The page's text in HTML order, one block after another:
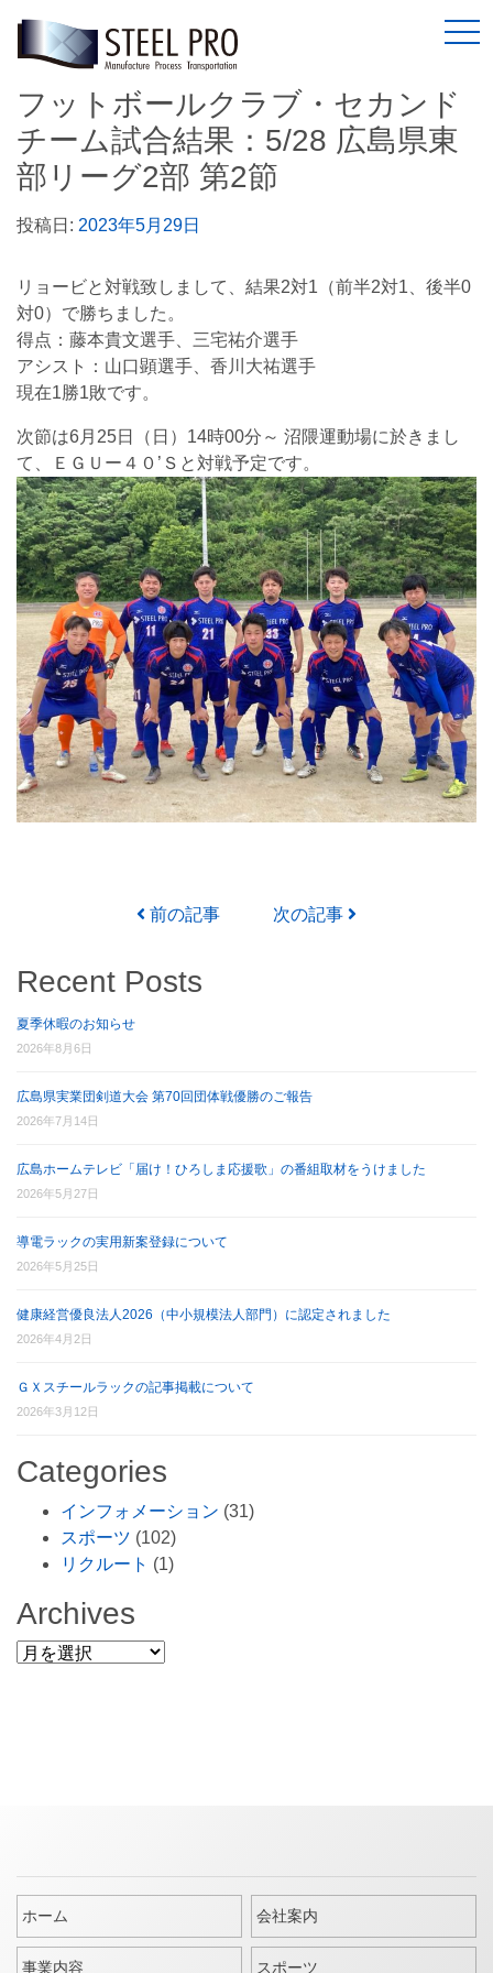
フットボールクラブ・セカンド
チーム試合結果：5/28 広島県東
部リーグ2部 第2節
投稿日: 2023年5月29日
リョービと対戦致しまして、結果2対1（前半2対1、後半0
対0）で勝ちました。
得点：藤本貴文選手、三宅祐介選手
アシスト：山口顕選手、香川大祐選手
現在1勝1敗です。
次節は6月25日（日）14時00分～ 沼隈運動場に於きまし
て、ＥＧＵー４０’Ｓと対戦予定です。
投稿ナビゲーション
前の記事 次の記事
Recent Posts
夏季休暇のお知らせ
2026年8月6日
広島県実業団剣道大会 第70回団体戦優勝のご報告
2026年7月14日
広島ホームテレビ「届け！ひろしま応援歌」の番組取材をうけました
2026年5月27日
導電ラックの実用新案登録について
2026年5月25日
健康経営優良法人2026（中小規模法人部門）に認定されました
2026年4月2日
ＧＸスチールラックの記事掲載について
2026年3月12日
Categories
インフォメーション (31)
スポーツ (102)
リクルート (1)
Archives
Archives
ホーム 会社案内
事業内容 スポーツ